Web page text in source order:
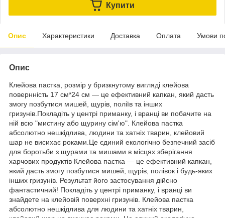
Купити
Опис Характеристики Доставка Оплата Умови
Опис
Клейова пастка, розмір у бризкнутому вигляді клейова
повернність 17 см*24 см — це ефективний капкан, який дасть
змогу позбутися мишей, щурів, поліїв та інших
гризунів.Покладіть у центрі приманку, і вранці ви побачите на
ній всю "мистину або щурину сім'ю". Клейова пастка
абсолютно нешкідлива, людини та хатніх тварин, клейовий
шар не висихає роками.Це єдиний екологічно безпечний засіб
для боротьби з щурами та мишами в місцях зберігання
харчових продуктів Клейова пастка — це ефективний капкан,
який дасть змогу позбутися мишей, щурів, полівок і будь-яких
інших гризунів. Результат його застосування дійсно
фантастичний! Покладіть у центрі приманку, і вранці ви
знайдете на клейовій поверхні гризунів. Клейова пастка
абсолютно нешкідлива для людини та хатніх тварин,